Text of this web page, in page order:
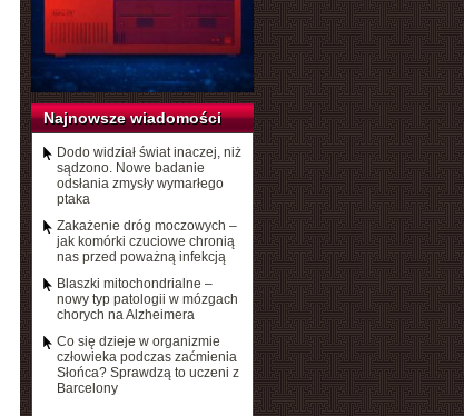
Najnowsze wiadomości
Dodo widział świat inaczej, niż
sądzono. Nowe badanie
odsłania zmysły wymarłego
ptaka
Zakażenie dróg moczowych –
jak komórki czuciowe chronią
nas przed poważną infekcją
Blaszki mitochondrialne –
nowy typ patologii w mózgach
chorych na Alzheimera
Co się dzieje w organizmie
człowieka podczas zaćmienia
Słońca? Sprawdzą to uczeni z
Barcelony